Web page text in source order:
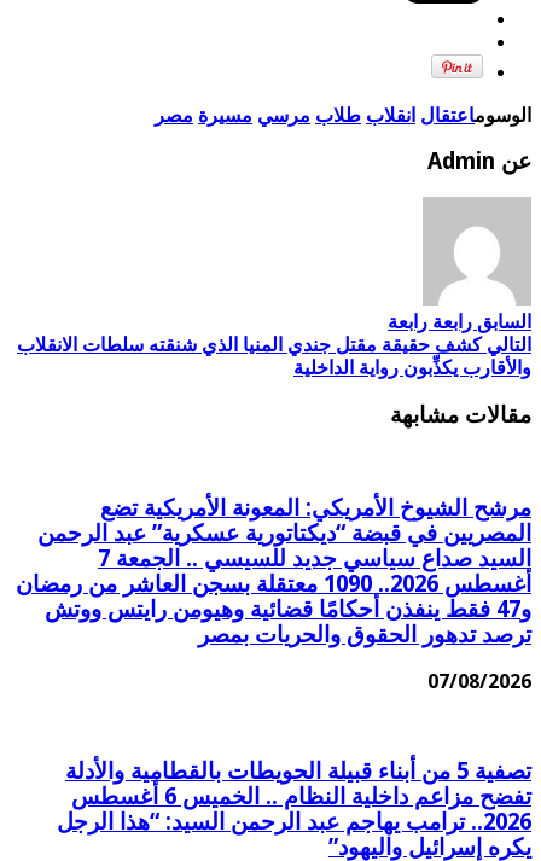
الوسوماعتقال انقلاب طلاب مرسي مسيرة مصر
عن Admin
السابق رابعة رابعة
التالي كشف حقيقة مقتل جندي المنيا الذي شنقته سلطات الانقلاب
والأقارب يكذِّبون رواية الداخلية
مقالات مشابهة
مرشح الشيوخ الأمريكي: المعونة الأمريكية تضع
المصريين في قبضة “ديكتاتورية عسكرية” عبد الرحمن
السيد صداع سياسي جديد للسيسي .. الجمعة 7
أغسطس 2026.. 1090 معتقلة بسجن العاشر من رمضان
و47 فقط ينفذن أحكامًا قضائية وهيومن رايتس ووتش
ترصد تدهور الحقوق والحريات بمصر
07/08/2026
تصفية 5 من أبناء قبيلة الحويطات بالقطامية والأدلة
تفضح مزاعم داخلية النظام .. الخميس 6 أغسطس
2026.. ترامب يهاجم عبد الرحمن السيد: “هذا الرجل
يكره إسرائيل واليهود”